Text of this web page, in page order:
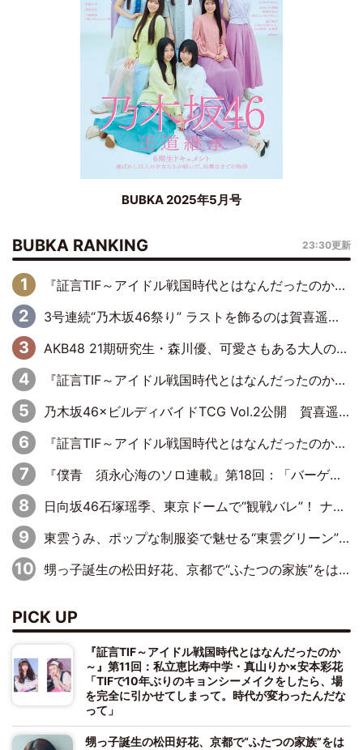
BUBKA 2025年5月号
BUBKA RANKING 23:30更新
『証言TIF～アイドル戦国時代とはなんだったのか～』第6回：でんぱ組.inc・古川未鈴×相沢梨紗「『ハロプロやりたかったな』って言ったら、夢眠ねむさんに『てめえはでんぱ組．incなんだよ！』って肩パンされて(笑)」
3号連続“乃木坂46祭り” ラストを飾るのは賀喜遥香…5年ぶりの登場に「5年分大人になった私を見ていただけたら」
AKB48 21期研究生・森川優、可愛さもある大人の女性に
『証言TIF～アイドル戦国時代とはなんだったのか～』第10回：さくら学院・武藤彩未×飯田らうら「正直、中3で辞めるというのを信じてなくて。そう言われてはいたけど、嘘でしょって」
乃木坂46×ビルディバイドTCG Vol.2公開 賀喜遥香＆田村真佑が『京まふ』ステージに登壇
『証言TIF～アイドル戦国時代とはなんだったのか～』第11回：私立恵比寿中学・真山りか×安本彩花「TIFで10年ぶりのキョンシーメイクをしたら、場を完全に引かせてしまって。時代が変わったんだなって」
『僕青 須永心海のソロ連載』第18回：「バーゲンセールハンターみうな inしまむら」編
日向坂46石塚瑶季、東京ドームで“観戦バレ”！ ナイツ・塙も認めた「巨人に詳しすぎるアイドル」は元VENUSスクール生で杉内コーチ推し⁉
東雲うみ、ポップな制服姿で魅せる“東雲グリーン”の正体
甥っ子誕生の松田好花、京都で“ふたつの家族”をはしご！ “母”黒谷友香に見送られ、“父”松岡昌宏とはハシゴ酒
PICK UP
『証言TIF～アイドル戦国時代とはなんだったのか
～』第11回：私立恵比寿中学・真山りか×安本彩花
「TIFで10年ぶりのキョンシーメイクをしたら、場
を完全に引かせてしまって。時代が変わったんだな
って」
甥っ子誕生の松田好花、京都で“ふたつの家族”をは